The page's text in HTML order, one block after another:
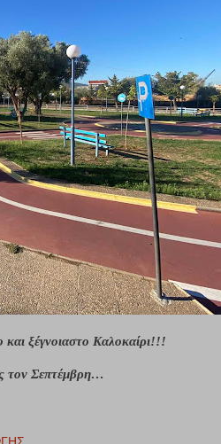
ξέγνοιαστο Καλοκαίρι!!!
τον Σεπτέμβρη…